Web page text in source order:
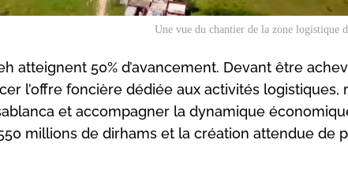
Une vue du chantier de la zone logistique
atteignent 50% d’avancement. Devant être
l’offre foncière dédiée aux activités logistiques,
et accompagner la dynamique
millions de dirhams et la création attendue de